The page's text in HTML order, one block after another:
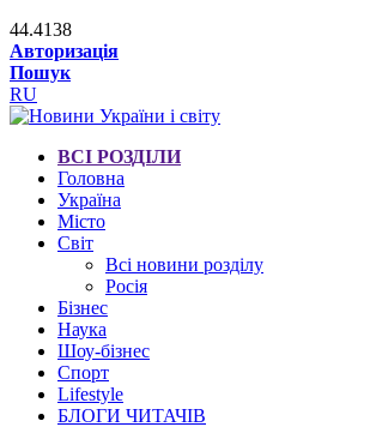
44.4138
Авторизація
Пошук
RU
ВСІ РОЗДІЛИ
Головна
Україна
Місто
Світ
Всі новини розділу
Росія
Бізнес
Наука
Шоу-бізнес
Спорт
Lifestyle
БЛОГИ ЧИТАЧІВ